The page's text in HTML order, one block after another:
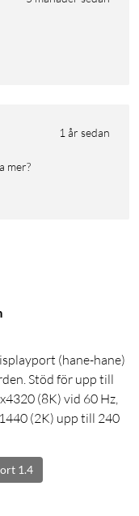
1 år sedan
mer?
(hane-hane)
Stöd för upp till
(8K) vid 60 Hz,
(2K) upp till 240
1.4